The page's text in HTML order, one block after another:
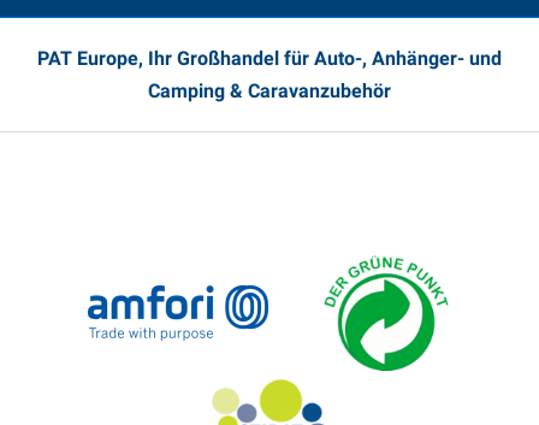
PAT Europe, Ihr Großhandel für Auto-, Anhänger- und
Camping & Caravanzubehör